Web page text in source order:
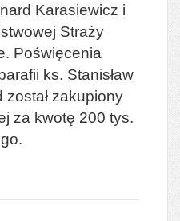
Karasiewicz i
Straży
Poświęcenia
ks. Stanisław
zakupiony
za kwotę 200 tys.